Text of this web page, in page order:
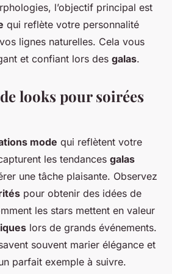
l’objectif principal est
qui reflète votre personnalité
lignes naturelles. Cela vous
et confiant lors des galas.
looks pour soirées
mode qui reflètent votre
les tendances galas
une tâche plaisante. Observez
pour obtenir des idées de
les stars mettent en valeur
lors de grands événements.
souvent marier élégance et
parfait exemple à suivre.